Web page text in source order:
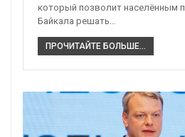
который позволит населённым
Байкала решать…
ПРОЧИТАЙТЕ БОЛЬШЕ...